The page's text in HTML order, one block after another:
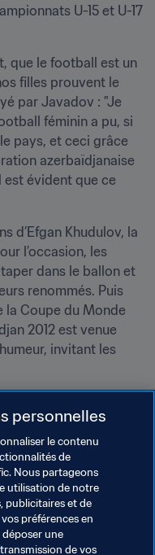
U-15 et U-17
que le football est un
filles prouvent le
par Javadov : "Je
féminin a pu, si
pays, et ceci grâce
azerbaïdjanaise
est évident que ce
d’Efgan Khudulov, la
l’occasion, les
dans le ballon et
renommés. Puis
la Coupe du Monde
2012 est venue
invitant les
que cela permet
de jouer et d’aimer le
Secrétaire
envers la
tels évènements. Je
les fruits dans un
personnelles
le contenu
de
Nous partageons
utilisation de notre
publicitaires et de
préférences en
une
de vos